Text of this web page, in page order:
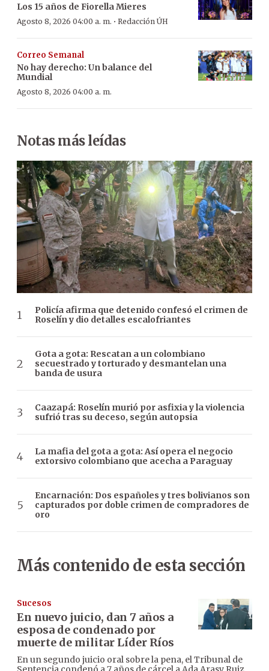
Los 15 años de Fiorella Mieres
Agosto 8, 2026 04:00 a. m. · Redacción ÚH
Correo Semanal
No hay derecho: Un balance del
Mundial
Agosto 8, 2026 04:00 a. m.
Notas más leídas
Policía afirma que detenido confesó el crimen de
Roselín y dio detalles escalofriantes
Gota a gota: Rescatan a un colombiano
secuestrado y torturado y desmantelan una
banda de usura
Caazapá: Roselín murió por asfixia y la violencia
sufrió tras su deceso, según autopsia
La mafia del gota a gota: Así opera el negocio
extorsivo colombiano que acecha a Paraguay
Encarnación: Dos españoles y tres bolivianos son
capturados por doble crimen de compradores de
oro
Más contenido de esta sección
Sucesos
En nuevo juicio, dan 7 años a
esposa de condenado por
muerte de militar Líder Ríos
En un segundo juicio oral sobre la pena, el Tribunal de